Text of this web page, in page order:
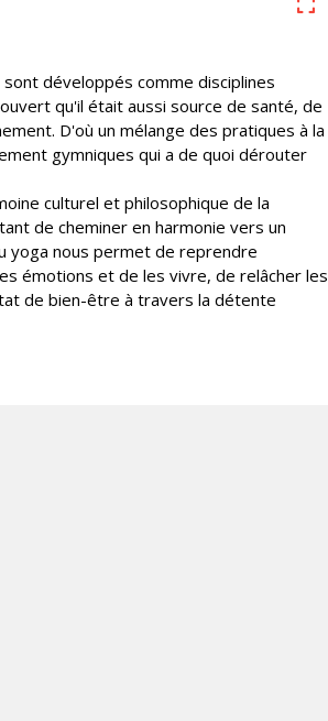
développés comme disciplines
qu'il était aussi source de santé, de
D'où un mélange des pratiques à la
gymniques qui a de quoi dérouter
culturel et philosophique de la
de cheminer en harmonie vers un
yoga nous permet de reprendre
émotions et de les vivre, de relâcher les
de bien-être à travers la détente